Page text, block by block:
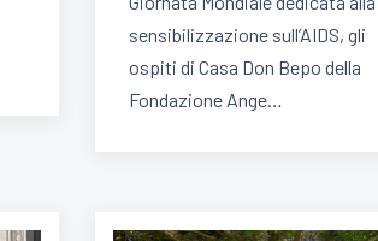
sensibilizzazione sull’AIDS, gli
ospiti di Casa Don Bepo della
Fondazione Ange…